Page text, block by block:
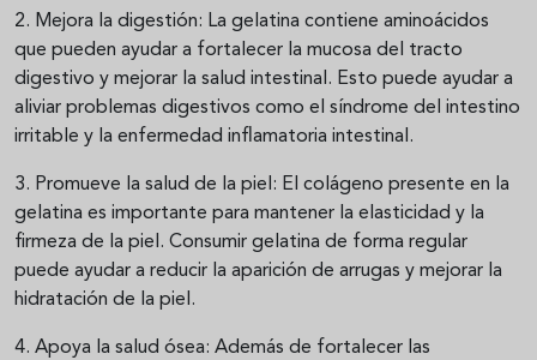
2. Mejora la digestión: La gelatina contiene aminoácidos
que pueden ayudar a fortalecer la mucosa del tracto
digestivo y mejorar la salud intestinal. Esto puede ayudar a
aliviar problemas digestivos como el síndrome del intestino
irritable y la enfermedad inflamatoria intestinal.
3. Promueve la salud de la piel: El colágeno presente en la
gelatina es importante para mantener la elasticidad y la
firmeza de la piel. Consumir gelatina de forma regular
puede ayudar a reducir la aparición de arrugas y mejorar la
hidratación de la piel.
4. Apoya la salud ósea: Además de fortalecer las